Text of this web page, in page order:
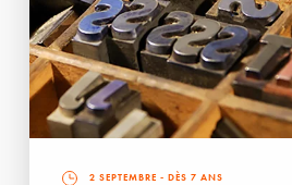
2 SEPTEMBRE - DÈS 7 ANS